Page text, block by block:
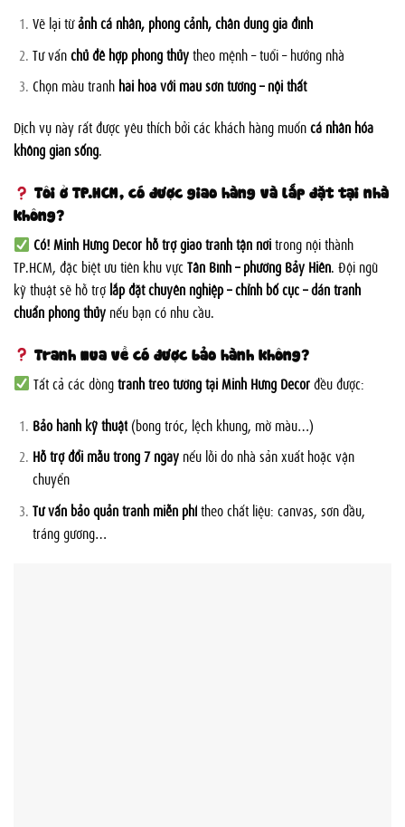
Vẽ lại từảnh cá nhân, phong cảnh, chân dung gia đình
Tư vấnchủ đề hợp phong thủytheo mệnh – tuổi – hướng nhà
Chọn màu tranh hài hòa với màu sơn tường – nội thất
Dịch vụ này rất được yêu thích bởi các khách hàng muốncá nhân hóa
không gian sống.
Tôi ở TP.HCM, có được giao hàng và lắp đặt tại nhà
không?
Có! Minh Hưng Decor hỗ trợ giao tranh tận nơitrong nội thành
TP.HCM, đặc biệt ưu tiên khu vựcTân Bình – phường Bảy Hiền. Đội ngũ
kỹ thuật sẽ hỗ trợ lắp đặt chuyên nghiệp – chỉnh bố cục – dán tranh
chuẩn phong thủy nếu bạn có nhu cầu.
Tranh mua về có được bảo hành không?
Tất cả các dòngtranh treo tường tại Minh Hưng Decorđều được:
Bảo hành kỹ thuật(bong tróc, lệch khung, mờ màu…)
Hỗ trợ đổi mẫu trong 7 ngàynếu lỗi do nhà sản xuất hoặc vận
chuyển
Tư vấn bảo quản tranh miễn phítheo chất liệu: canvas, sơn dầu,
tráng gương…